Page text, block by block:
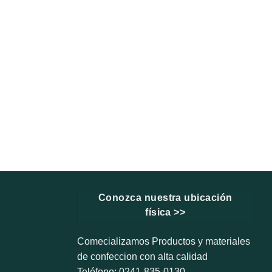
Conozca nuestra ubicación
física >>
Comecializamos Productos y materiales
de confeccion con alta calidad